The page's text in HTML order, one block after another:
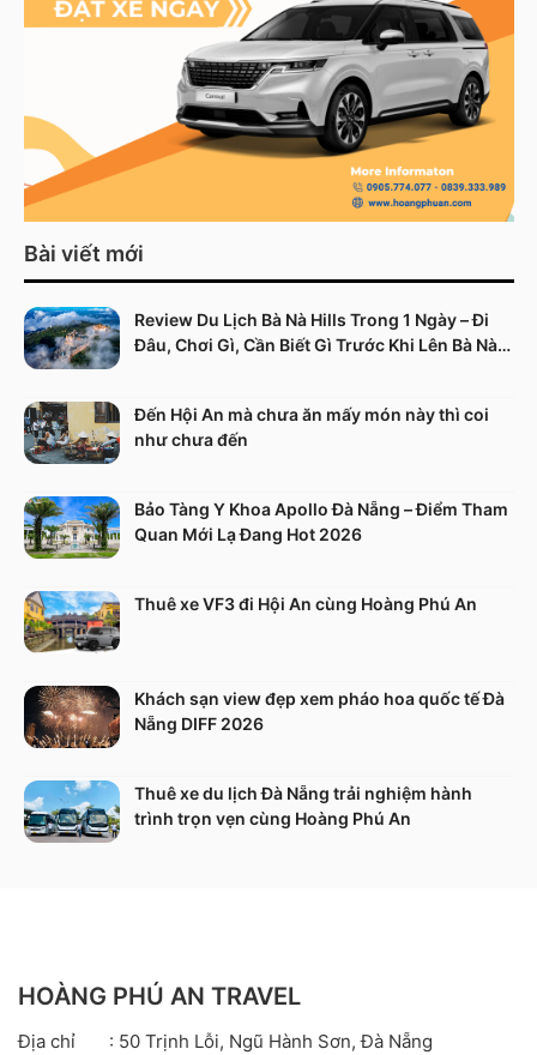
Bài viết mới
Review Du Lịch Bà Nà Hills Trong 1 Ngày – Đi
Đâu, Chơi Gì, Cần Biết Gì Trước Khi Lên Bà Nà
Đến Hội An mà chưa ăn mấy món này thì coi
như chưa đến
Bảo Tàng Y Khoa Apollo Đà Nẵng – Điểm Tham
Quan Mới Lạ Đang Hot 2026
Thuê xe VF3 đi Hội An cùng Hoàng Phú An
Khách sạn view đẹp xem pháo hoa quốc tế Đà
Nẵng DIFF 2026
Thuê xe du lịch Đà Nẵng trải nghiệm hành
trình trọn vẹn cùng Hoàng Phú An
HOÀNG PHÚ AN TRAVEL
Địa chỉ
: 50 Trịnh Lỗi, Ngũ Hành Sơn, Đà Nẵng